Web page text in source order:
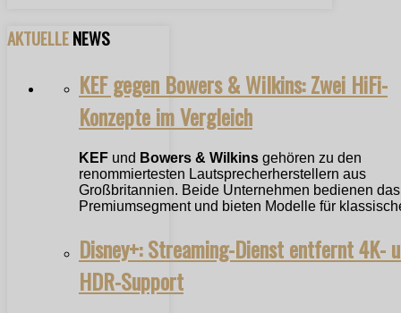
AKTUELLENEWS
KEF gegen Bowers & Wilkins: Zwei HiFi-
Konzepte im Vergleich
KEF und Bowers & Wilkins gehören zu den
renommiertesten Lautsprecherherstellern aus
Großbritannien. Beide Unternehmen bedienen das
Premiumsegment und bieten Modelle für
Disney+: Streaming-Dienst entfernt 4K-
HDR-Support